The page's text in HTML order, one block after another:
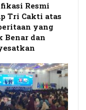
Resmi
Tri Cakti atas
yang
Benar dan